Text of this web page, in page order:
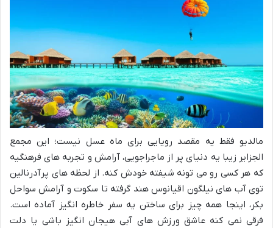
مالدیو فقط یه مقصد رویایی برای ماه عسل نیست؛ این مجمع
الجزایر زیبا یه دنیای پر از ماجراجویی، آرامش و تجربه های فرهنگیه
که هر کسی رو می تونه شیفته خودش کنه. از لحظه های پرآدرنالین
توی آب های نیلگون اقیانوس هند گرفته تا سکوت و آرامش سواحل
بکر، اینجا همه چیز برای ساختن یه سفر خاطره انگیز آماده است.
فرقی نمی کنه عاشق ورزش های آبی هیجان انگیز باشی یا دلت